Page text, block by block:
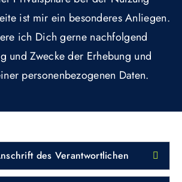
ist mir ein besonderes Anliegen.
ich Dich gerne nachfolgend
und Zwecke der Erhebung und
personenbezogenen Daten.
des Verantwortlichen